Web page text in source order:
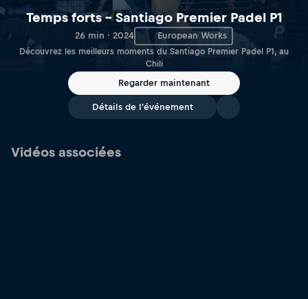
Temps forts – Santiago Premier Padel P1
26 min · 2024 European Works
Découvrez les meilleurs moments du Santiago Premier Padel P1, au
Chili
Regarder maintenant
Détails de l'événement
Vidéos associées